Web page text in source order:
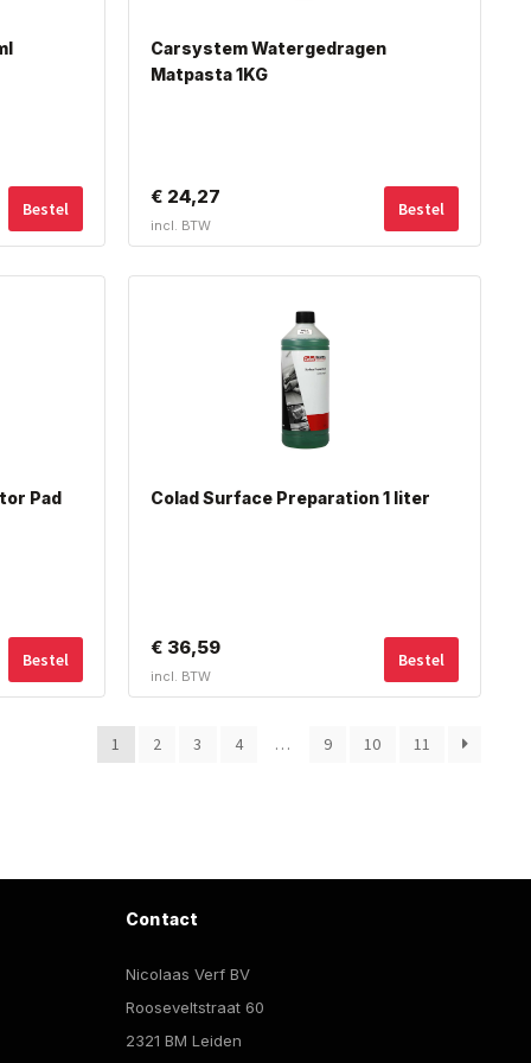
Bestel
Dit
product
heeft
productpagina
Carsystem Watergedragen
Matpasta 1KG
€ 24,27
incl. BTW
Bestel
Pad
Bestel
Colad Surface Preparation 1 liter
€ 36,59
incl. BTW
Bestel
1 2 3 4 … 9 10 11
Contact
Nicolaas Verf BV
Rooseveltstraat 60
2321 BM Leiden